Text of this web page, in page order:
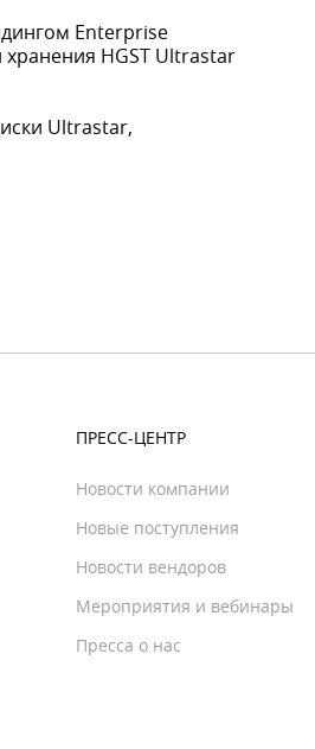
Enterprise
HGST Ultrastar
Ultrastar,
ПРЕСС-ЦЕНТР
Новости компании
Новые поступления
Новости вендоров
Мероприятия и вебинары
Пресса о нас